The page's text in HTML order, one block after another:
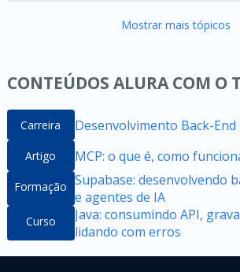
Mostrar mais tópicos
CONTEÚDOS ALURA COM O
Carreira Desenvolvimento Back-
Artigo MCP: o que é, como
Formação Supabase: desenvolvendo
e agentes de IA
Curso
Java: consumindo API,
lidando com erros